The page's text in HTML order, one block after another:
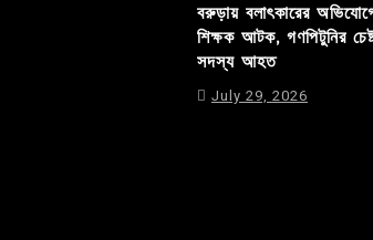
বরুড়ায় বলাৎকারের
শিক্ষক আটক, গণপিটুনির
সদস্য আহত
July 29, 2026